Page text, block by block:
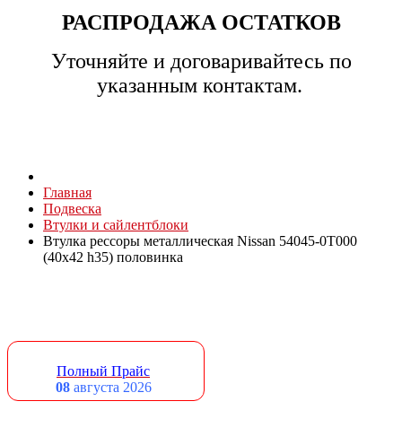
РАСПРОДАЖА ОСТАТКОВ
Уточняйте и договаривайтесь по
указанным контактам.
Главная
Подвеска
Втулки и сайлентблоки
Втулка рессоры металлическая Nissan 54045-0T000
(40x42 h35) половинка
Полный Прайс
08августа 2026